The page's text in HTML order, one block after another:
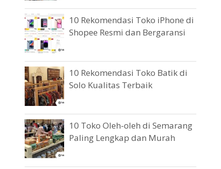
10 Rekomendasi Toko iPhone di
Shopee Resmi dan Bergaransi
10 Rekomendasi Toko Batik di
Solo Kualitas Terbaik
10 Toko Oleh-oleh di Semarang
Paling Lengkap dan Murah